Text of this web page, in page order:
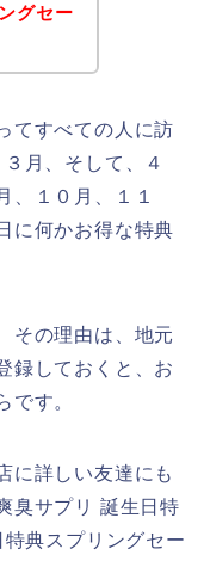
グセー
てすべての人に訪
月、そして、４
、１０月、１１
に何かお得な特典
その理由は、地元
録しておくと、お
です。
に詳しい友達にも
臭サプリ 誕生日特
典スプリングセー